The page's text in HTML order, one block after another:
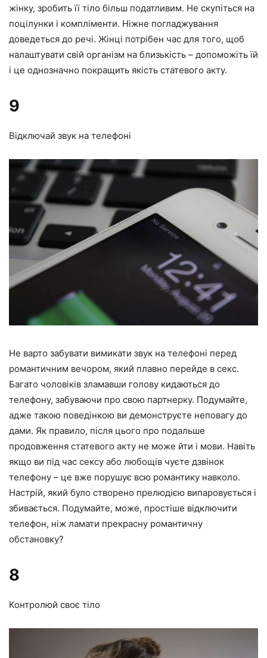
жінку, зробить її тіло більш податливим. Не скупіться на
поцілунки і компліменти. Ніжне погладжування
доведеться до речі. Жінці потрібен час для того, щоб
налаштувати свій організм на близькість – допоможіть їй
і це однозначно покращить якість статевого акту.
9
Відключай звук на телефоні
Не варто забувати вимикати звук на телефоні перед
романтичним вечором, який плавно перейде в секс.
Багато чоловіків зламавши голову кидаються до
телефону, забуваючи про свою партнерку. Подумайте,
адже такою поведінкою ви демонструєте неповагу до
дами. Як правило, після цього про подальше
продовження статевого акту не може йти і мови. Навіть
якщо ви під час сексу або любощів чуєте дзвінок
телефону – це вже порушує всю романтику навколо.
Настрій, який було створено прелюдією випаровується і
збивається. Подумайте, може, простіше відключити
телефон, ніж ламати прекрасну романтичну
обстановку?
8
Контролюй своє тіло